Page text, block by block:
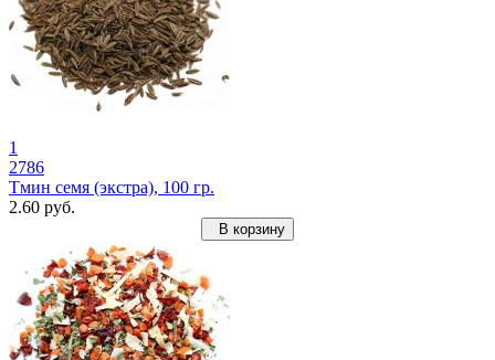
1
2786
Тмин семя (экстра), 100 гр.
2.60 руб.
В корзину